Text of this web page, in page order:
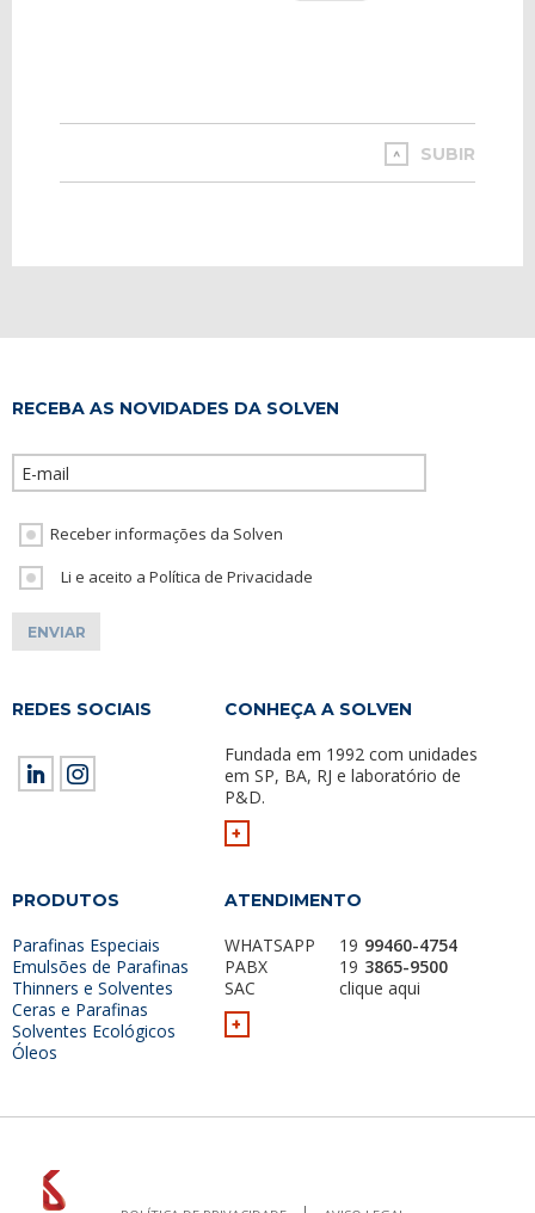
SUBIR
RECEBA AS NOVIDADES DA SOLVEN
Receber informações da Solven
Li e aceito a Política de Privacidade
REDES SOCIAIS CONHEÇA A SOLVEN
Fundada em 1992 com unidades
em SP, BA, RJ e laboratório de
P&D.
+
PRODUTOS
Parafinas Especiais
Emulsões de Parafinas
Thinners e Solventes
Ceras e Parafinas
Solventes Ecológicos
Óleos
ATENDIMENTO
WHATSAPP
PABX
SAC
+
19 99460-4754
19 3865-9500
clique aqui